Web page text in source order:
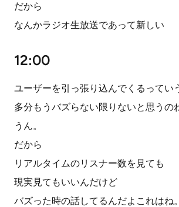
だから
なんかラジオ生放送であって新しい
12:00
ユーザーを引っ張り込んでくるってい
多分もうバズらない限りないと思うの
うん。
だから
リアルタイムのリスナー数を見ても
現実見てもいいんだけど
バズった時の話してるんだよこれはね。